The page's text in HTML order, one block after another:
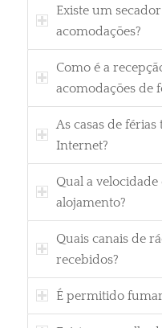
Existe um
acomodações?
Como é a
acomodações de
As casas de
Internet?
Qual a
alojamento?
Quais canais de
recebidos?
É permitido fumar